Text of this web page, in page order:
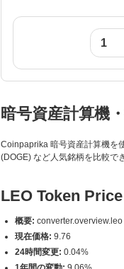
暗号資産計算機
Coinpaprika 暗号資産計算機を
(DOGE) など人気銘柄を比較で
LEO Token
概要: converter.overview.leo
現在価格: 9.76
24時間変更: 0.04%